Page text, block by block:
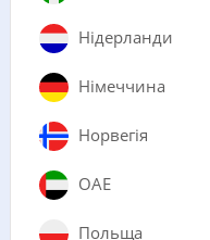
Нідерланди
Німеччина
Норвегія
ОАЕ
Польща